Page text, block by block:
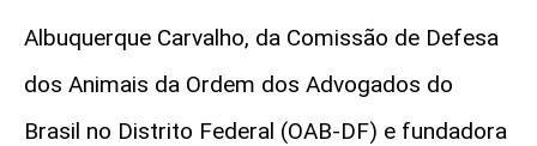
Albuquerque Carvalho, da Comissão de Defesa
dos Animais da Ordem dos Advogados do
Brasil no Distrito Federal (OAB-DF) e fundadora